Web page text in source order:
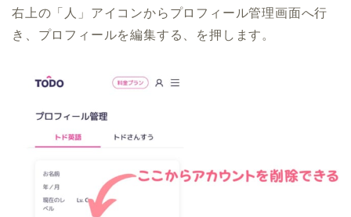
右上の「人」アイコンからプロフィール管理画面へ行
き、プロフィールを編集する、を押します。